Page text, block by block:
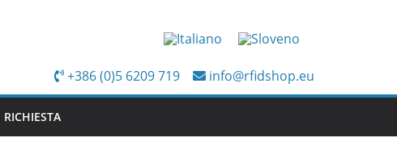
+386 (0)5 6209 719
info@rfidshop.eu
RICHIESTA